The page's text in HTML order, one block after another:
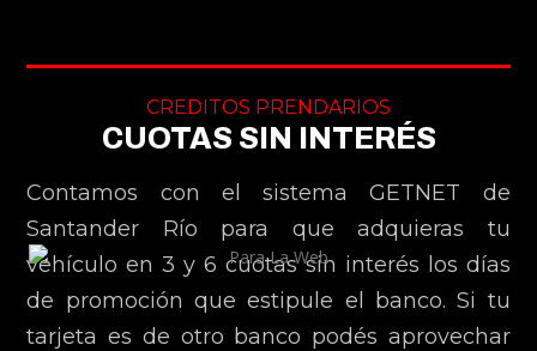
CREDITOS PRENDARIOS
CUOTAS SIN INTERÉS
Contamos con el sistema GETNET de
Santander Río para que adquieras tu
vehículo en 3 y 6 cuotas sin interés los días
de promoción que estipule el banco. Si tu
tarjeta es de otro banco podés aprovechar